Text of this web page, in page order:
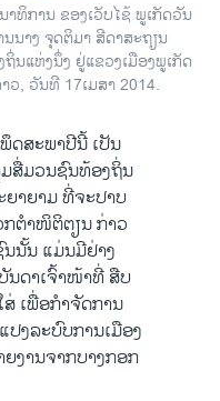
າທິການ ຂອງເວັບໄຊ້ ພູເກັດວັນ
ນາງ ຈຸດຕິມາ ສີດາສະຖຽນ
ນແຫ່ງນຶ່ງ ຢູ່ແຂວງເມືອງພູເກັດ
, ວັນທີ 17ເມສາ 2014.
ດສະພາ​ປີ​ນີ້ ເປັນ
ສື່ມວນຊົນ​ທ້ອງ​ຖິ່ນ
ຍາຍາມ ​ທີ່ຈະປາບ​
ຕຳໜິຕິຕຽນ ກ່າວ​
ນັ້ນ ​ແມ່ນ​ມີຢ່າງ​
ນດາເຈົ້າໜ້າ​ທີ່ ສືບ
ເພື່ອ​ກຳຈັດການ
ປງ​ລະບົບ​ການ​ເມືອງ
ງານ​ຈາກ​ບາງກອກ